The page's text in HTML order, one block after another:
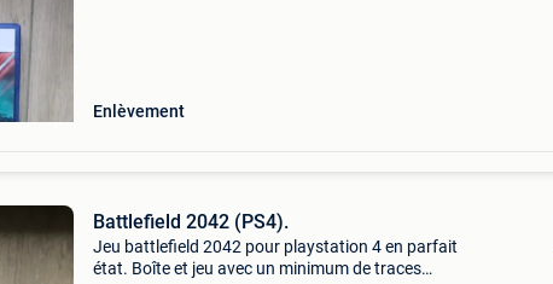
Enlèvement
Battlefield 2042 (PS4).
Jeu battlefield 2042 pour playstation 4 en parfait
état. Boîte et jeu avec un minimum de traces